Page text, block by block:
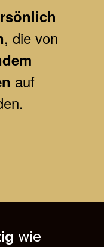
, die von
auf
wie